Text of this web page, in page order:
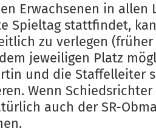
Erwachsenen in allen
Spieltag stattfindet,
zu verlegen
jeweiligen Platz
und die Staffelleiter
Wenn
auch der SR-